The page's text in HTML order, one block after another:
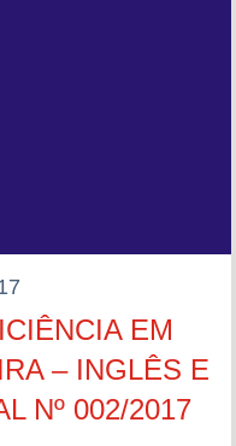
EM
– INGLÊS E
Nº 002/2017